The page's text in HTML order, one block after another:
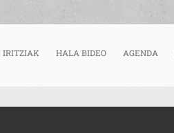
IRITZIAK HALA BIDEO AGENDA